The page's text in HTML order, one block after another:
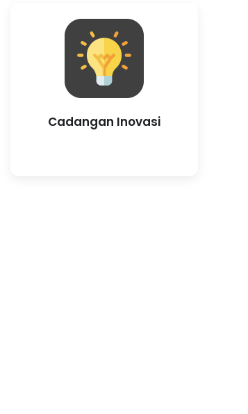
Cadangan Inovasi